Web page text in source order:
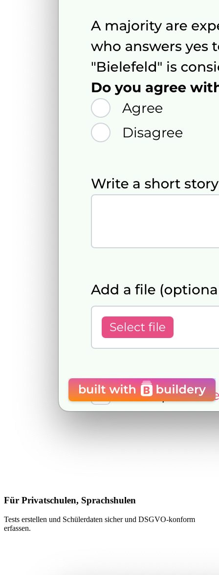
Für Privatschulen, Sprachshulen
Tests erstellen und Schülerdaten sicher und DSGVO-konform
erfassen.